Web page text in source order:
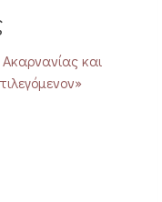
και